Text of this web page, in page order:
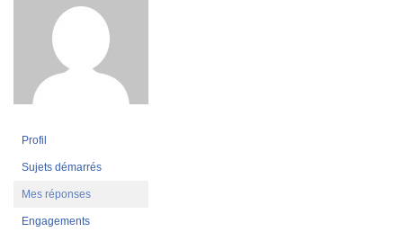
Profil
Sujets démarrés
Mes réponses
Engagements